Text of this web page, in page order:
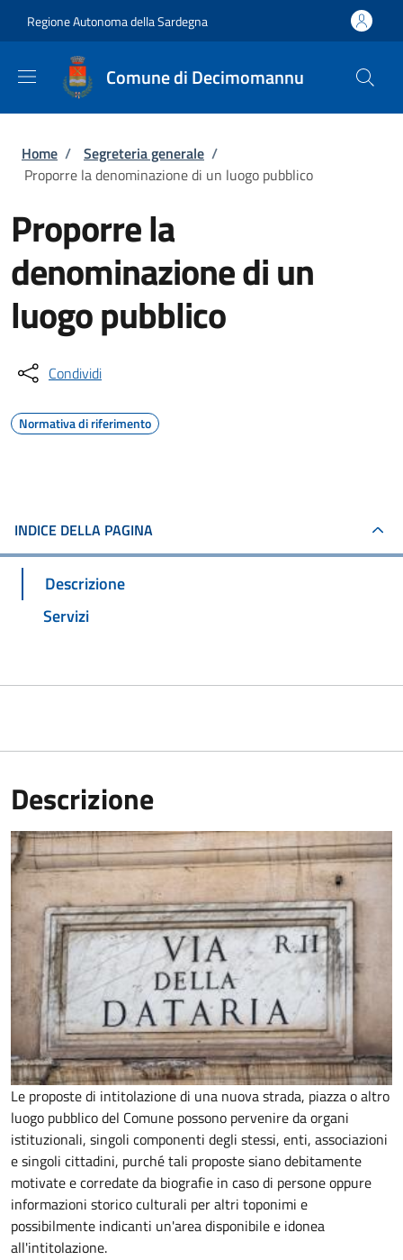
Regione Autonoma della Sardegna
Comune di Decimomannu
Briciole di pane
Home / Segreteria generale /
Proporre la denominazione di un luogo pubblico
Proporre la
denominazione di un
luogo pubblico
Condividi
Normativa di riferimento
INDICE DELLA PAGINA
Descrizione
Servizi
Descrizione
Le proposte di intitolazione di una nuova strada, piazza o altro
luogo pubblico del Comune possono pervenire da organi
istituzionali, singoli componenti degli stessi, enti, associazioni
e singoli cittadini, purché tali proposte siano debitamente
motivate e corredate da biografie in caso di persone oppure
informazioni storico culturali per altri toponimi e
possibilmente indicanti un'area disponibile e idonea
all'intitolazione.